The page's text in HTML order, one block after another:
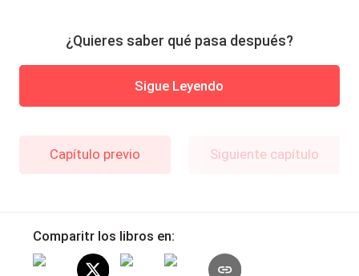
¿Quieres saber qué pasa después?
Sigue Leyendo
Capítulo previo Siguiente capítulo
Comparitr los libros en: